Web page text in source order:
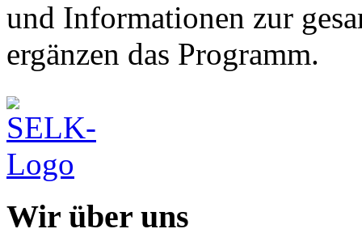
und Informationen zur
ergänzen das Programm.
Wir über uns